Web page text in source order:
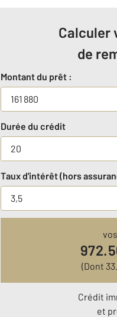
Calculer
de
Montant du prêt :
Durée du crédit
Taux d'intérêt (hors
(Dont
Crédit
et